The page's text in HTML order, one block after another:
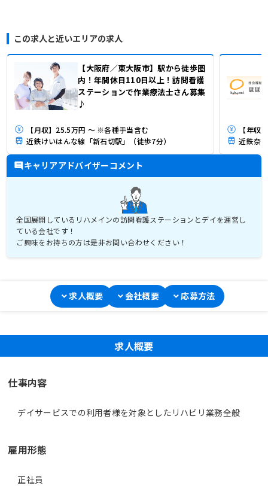
この求人と近いエリアの求人
【大阪府／東大阪市】駅から徒歩圏
内！年間休日110日以上！訪問看護
ステーションで作業療法士さん募集
♪
【月収】25.5万円 ～ ※各種手当含む
近鉄けいはんな線「新石切駅」（徒歩7分）
【年収
近鉄奈
キャリアアドバイザーコメント
全国展開しているリハメインの訪問看護ステーションとデイを運営し
ている会社です！
ご興味をお持ちの方は是非お問い合わせください！
求人概要 会社概要 応募方法
求人概要
仕事内容
デイサービスでの利用者様を対象としたリハビリ業務全般
雇用形態
正社員